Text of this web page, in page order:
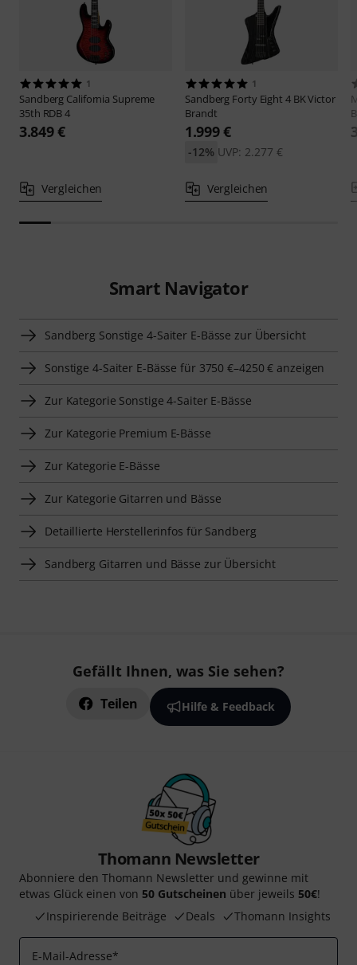
1
Sandberg California Supreme
35th RDB 4
3.849 €
Vergleichen
1
Sandberg Forty Eight 4 BK Victor
Brandt
1.999 €
UVP: 2.277 €
-12%
Vergleichen
Smart Navigator
Sandberg Sonstige 4-Saiter E-Bässe zur Übersicht
Sonstige 4-Saiter E-Bässe für 3750 €–4250 € anzeigen
Zur Kategorie Sonstige 4-Saiter E-Bässe
Zur Kategorie Premium E-Bässe
Zur Kategorie E-Bässe
Zur Kategorie Gitarren und Bässe
Detaillierte Herstellerinfos für Sandberg
Sandberg Gitarren und Bässe zur Übersicht
Gefällt Ihnen, was Sie sehen?
Teilen Hilfe & Feedback
Thomann Newsletter
Abonniere den Thomann Newsletter und gewinne mit
etwas Glück einen von 50 Gutscheinen über jeweils 50€!
Inspirierende Beiträge
Deals Thomann Insights
E-Mail-Adresse*